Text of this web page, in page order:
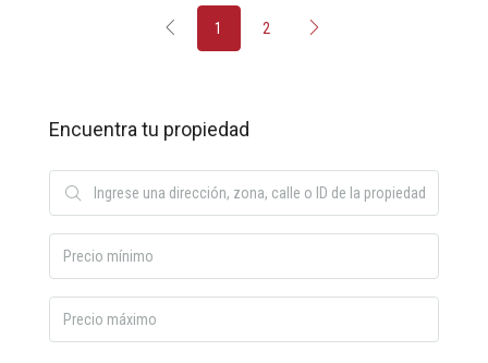
1 2
Encuentra tu propiedad